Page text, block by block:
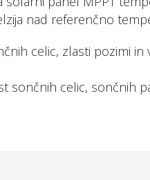
nad referenčno
celic, zlasti pozimi
sončnih celic, sončnih